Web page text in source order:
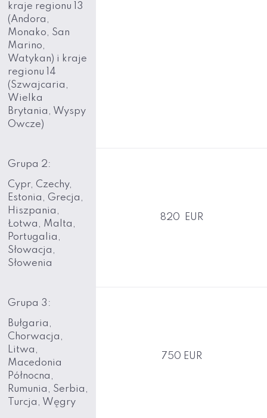
kraje regionu 13
(Andora,
Monako, San
Marino,
Watykan) i kraje
regionu 14
(Szwajcaria,
Wielka
Brytania, Wyspy
Owcze)
Grupa 2:
Cypr, Czechy,
Estonia, Grecja,
Hiszpania,
Łotwa, Malta,
Portugalia,
Słowacja,
Słowenia
820 EUR
Grupa 3:
Bułgaria,
Chorwacja,
Litwa,
Macedonia
Północna,
Rumunia, Serbia,
Turcja, Węgry
750 EUR